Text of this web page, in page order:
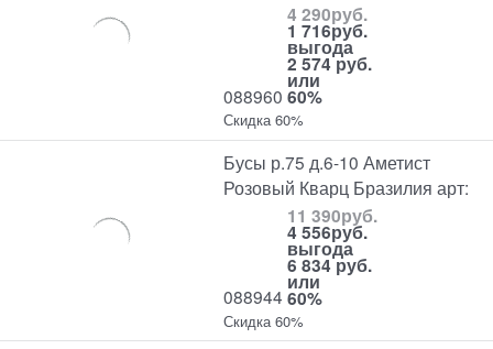
088960
4 290руб.
1 716руб.
выгода
2 574 руб.
или
60%
Скидка 60%
Бусы р.75 д.6-10 Аметист
Розовый Кварц Бразилия арт:
088944
11 390руб.
4 556руб.
выгода
6 834 руб.
или
60%
Скидка 60%